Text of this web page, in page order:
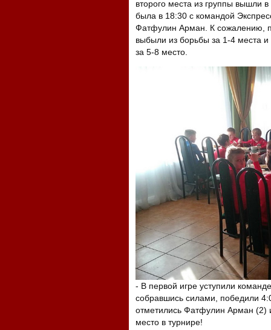
второго места из группы вышли
была в 18:30 с командой
Фатфулин Арман. К сожалению,
выбыли из борьбы за 1-4 места и
за 5-8 место.
- В первой игре уступили
собравшись силами, победили
отметились Фатфулин Арман
место в турнире!